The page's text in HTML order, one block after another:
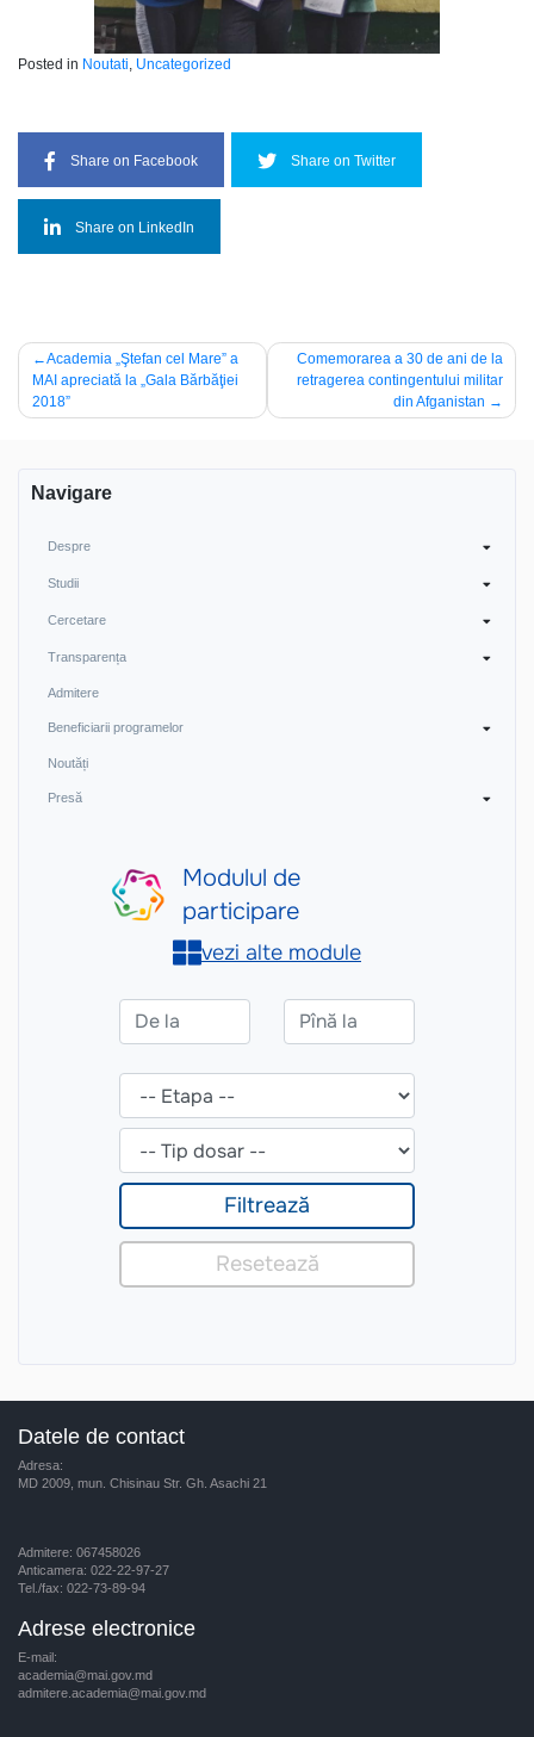
Posted in Noutati, Uncategorized
Share on Facebook Share on Twitter
Share on LinkedIn
Navigare
în
articole
Academia „Ştefan cel Mare” a
MAI apreciată la „Gala Bărbăţiei
2018”
Comemorarea a 30 de ani de la
retragerea contingentului militar
din Afganistan
Navigare
Despre
Studii
Cercetare
Transparența
Admitere
Beneficiarii programelor
Noutăți
Presă
Datele de contact
Adresa:
MD 2009, mun. Chisinau Str. Gh. Asachi 21
Admitere: 067458026
Anticamera: 022-22-97-27
Tel./fax: 022-73-89-94
Adrese electronice
E-mail:
academia@mai.gov.md
admitere.academia@mai.gov.md